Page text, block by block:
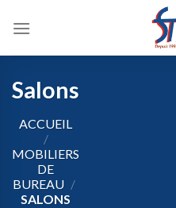
Salons
ACCUEIL
/
MOBILIERS
DE
BUREAU /
SALONS